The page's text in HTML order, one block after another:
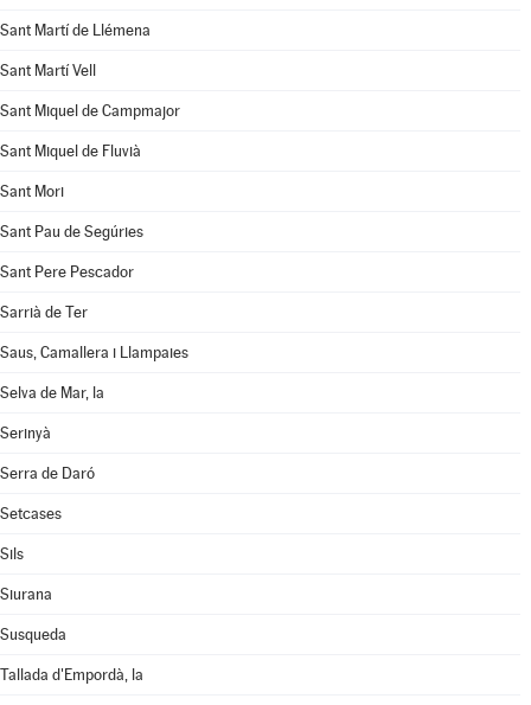
Sant Martí de Llémena
Sant Martí Vell
Sant Miquel de Campmajor
Sant Miquel de Fluvià
Sant Mori
Sant Pau de Segúries
Sant Pere Pescador
Sarrià de Ter
Saus, Camallera i Llampaies
Selva de Mar, la
Serinyà
Serra de Daró
Setcases
Sils
Siurana
Susqueda
Tallada d'Empordà, la